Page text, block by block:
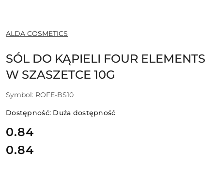
NAZWA
PRODUCENTA:
ALDA COSMETICS
SÓL DO KĄPIELI FOUR ELEMENTS
W SZASZETCE 10G
Symbol: ROFE-BS10
Dostępność: Duża dostępność
cena:
0.84
Cena:
0.84